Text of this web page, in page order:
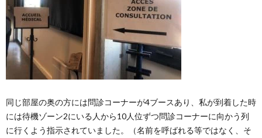
同じ部屋の奥の方には問診コーナーが4ブースあり、私が到着した時
には待機ゾーン2にいる人から10人位ずつ問診コーナーに向かう列
に行くよう指示されていました。（名前を呼ばれる等ではなく、そ